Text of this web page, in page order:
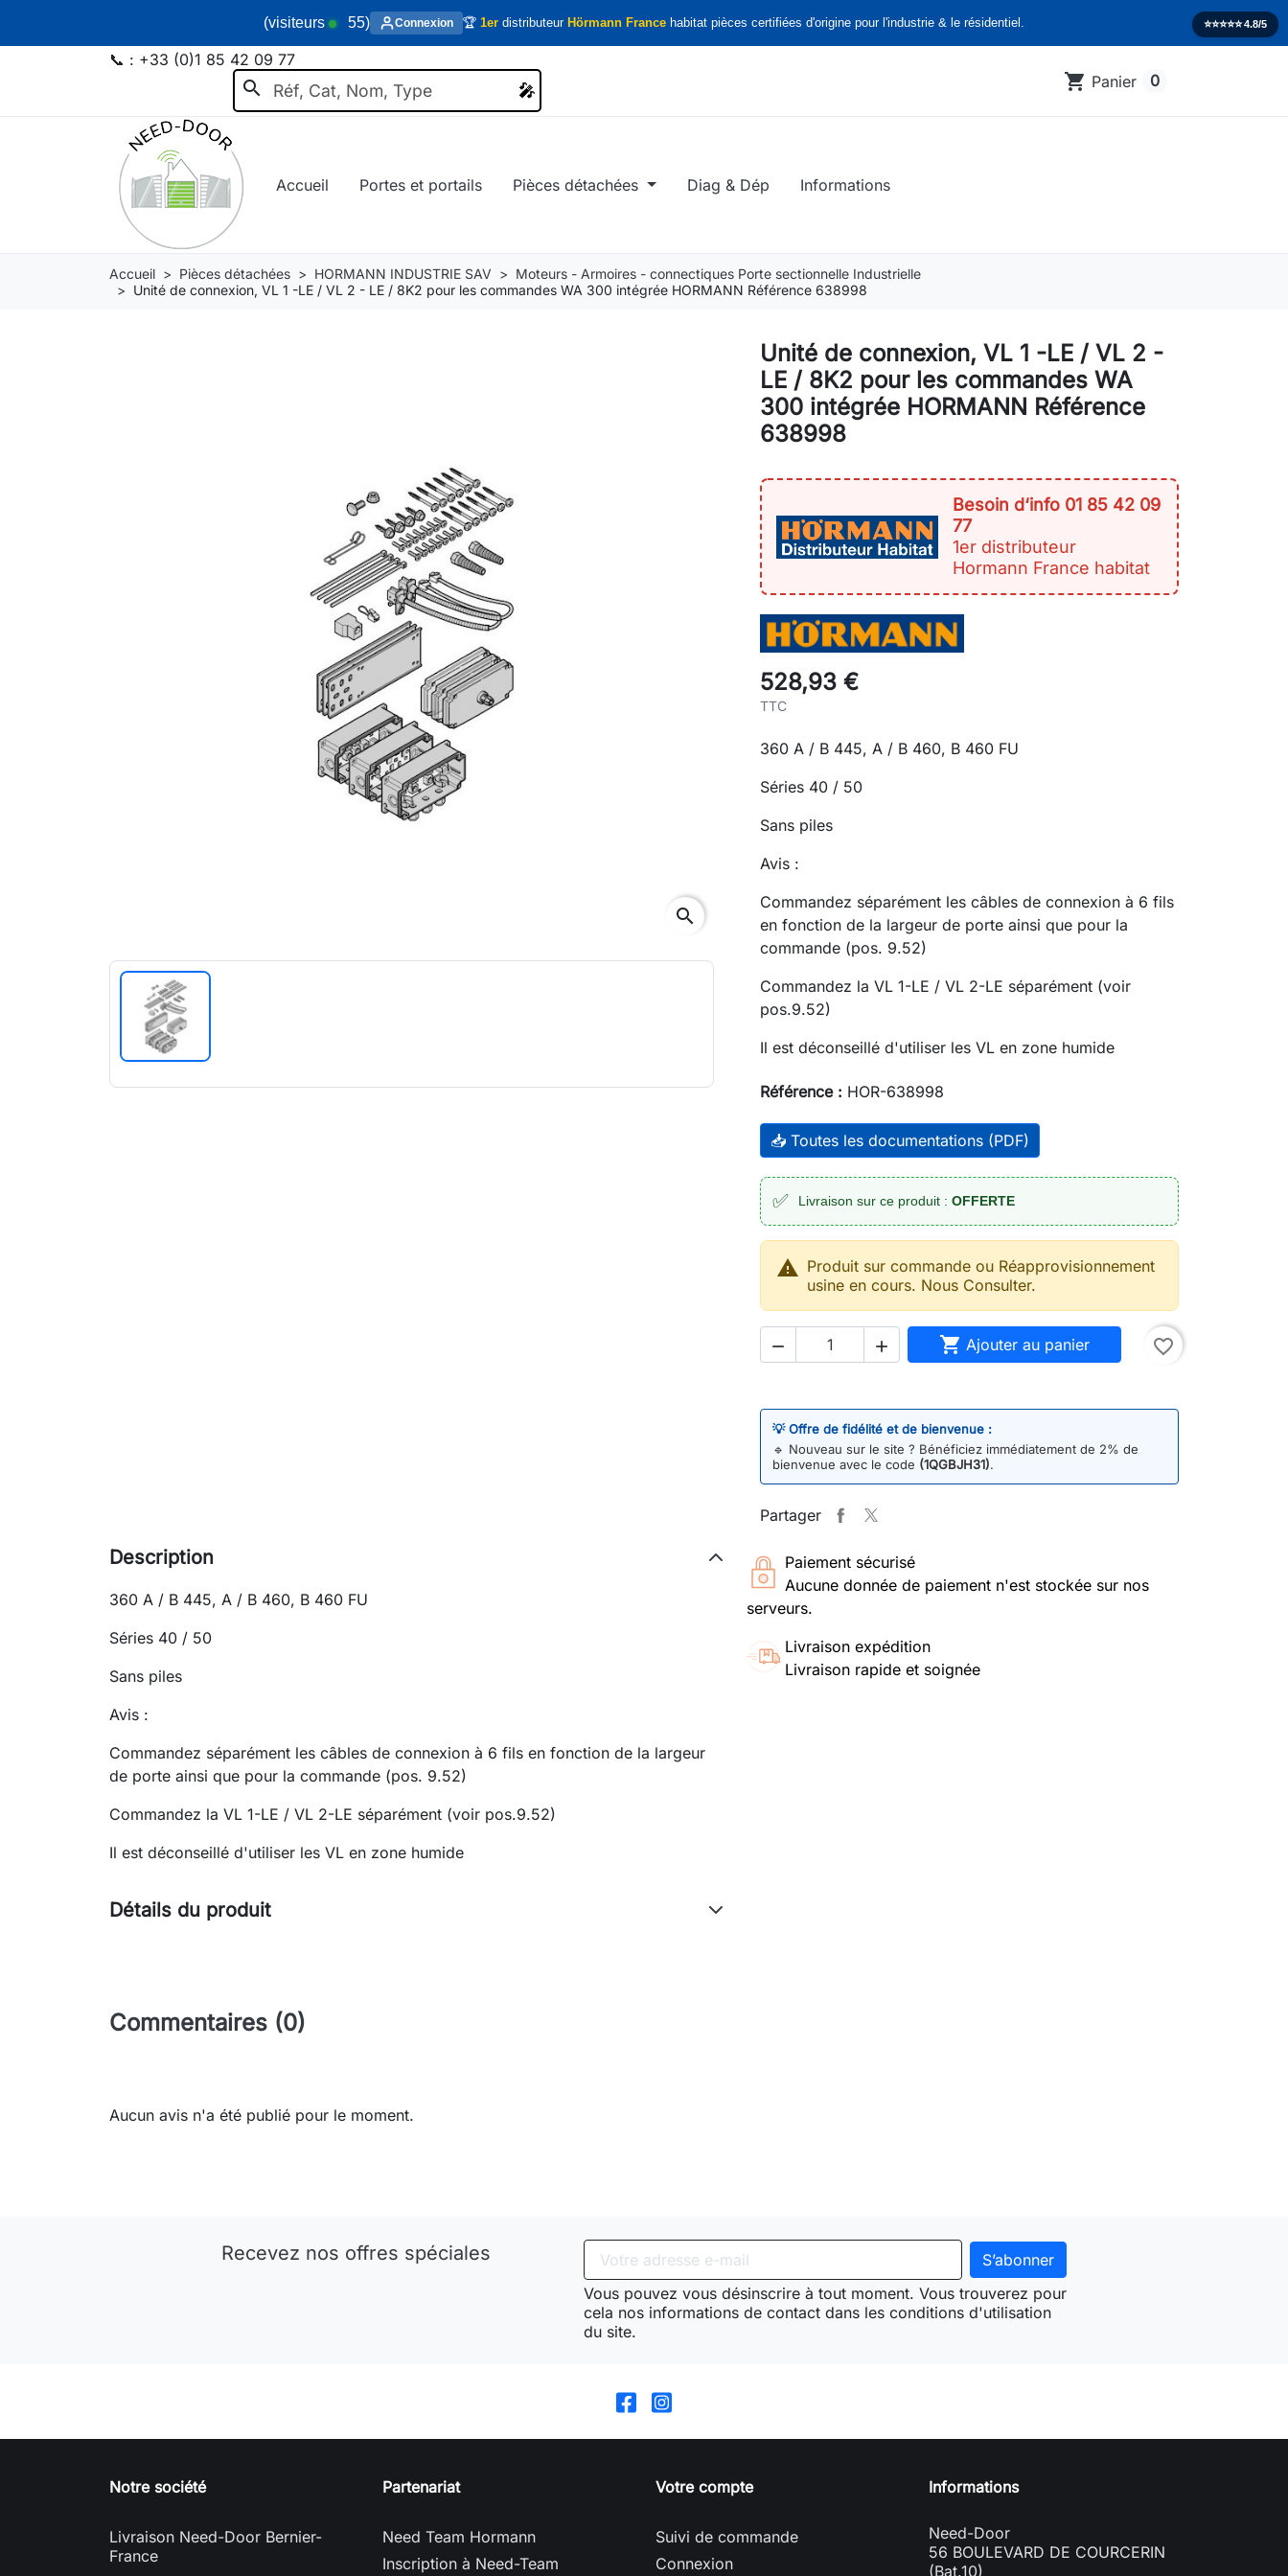
(visiteurs 55) Connexion 🏆 1er distributeur Hörmann France habitat pièces certifiées d'origine pour l'industrie & le résidentiel. ⭐️⭐️⭐️⭐️⭐️4.8/5
search 🎤
🎤
📞 : +33 (0)1 85 42 09 77
shopping_cart Panier 0
Accueil Portes et portails Pièces détachées Diag & Dép Informations
Accueil Pièces détachées HORMANN INDUSTRIE SAV
Moteurs - Armoires - connectiques Porte sectionnelle Industrielle
Unité de connexion, VL 1 -LE / VL 2 - LE / 8K2 pour les commandes WA 300 intégrée HORMANN Référence 638998
search
Unité de connexion, VL 1 -LE / VL 2 -
LE / 8K2 pour les commandes WA
300 intégrée HORMANN Référence
638998
Besoin d‘info 01 85 42 09
77
1er distributeur
Hormann France habitat
528,93 €
TTC
360 A / B 445, A / B 460, B 460 FU
Séries 40 / 50
Sans piles
Avis :
Commandez séparément les câbles de connexion à 6 fils
en fonction de la largeur de porte ainsi que pour la
commande (pos. 9.52)
Commandez la VL 1-LE / VL 2-LE séparément (voir
pos.9.52)
Il est déconseillé d'utiliser les VL en zone humide
Référence : HOR-638998
📥 Toutes les documentations (PDF)
✅ Livraison sur ce produit : OFFERTE
 Produit sur commande ou Réapprovisionnement
usine en cours. Nous Consulter.
   Ajouter au panier favorite_border
💡 Offre de fidélité et de bienvenue :
🔹 Nouveau sur le site ? Bénéficiez immédiatement de 2% de
bienvenue avec le code (1QGBJH31).
Partager
Paiement sécurisé
Aucune donnée de paiement n'est stockée sur nos
serveurs.
Livraison expédition
Livraison rapide et soignée
Description
360 A / B 445, A / B 460, B 460 FU
Séries 40 / 50
Sans piles
Avis :
Commandez séparément les câbles de connexion à 6 fils en fonction de la largeur
de porte ainsi que pour la commande (pos. 9.52)
Commandez la VL 1-LE / VL 2-LE séparément (voir pos.9.52)
Il est déconseillé d'utiliser les VL en zone humide
Détails du produit
Commentaires (0)
Aucun avis n'a été publié pour le moment.
Recevez nos offres spéciales
Vous pouvez vous désinscrire à tout moment. Vous trouverez pour
cela nos informations de contact dans les conditions d'utilisation
du site.
Notre société
Livraison Need-Door Bernier-
France
Partenariat
Need Team Hormann
Inscription à Need-Team
Votre compte
Suivi de commande
Connexion
Informations
Need-Door
56 BOULEVARD DE COURCERIN
(Bat.10)